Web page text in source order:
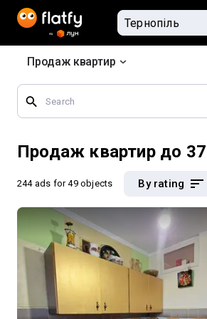
Продаж квартир
Search
by
geographical
Продаж квартир до
244 ads for 49 objects By rating